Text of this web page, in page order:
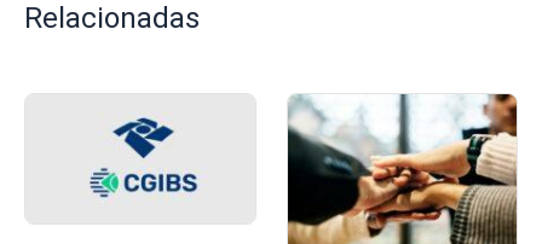
Relacionadas